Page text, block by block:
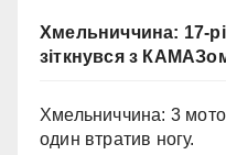
Хмельниччина: 17-
зіткнувся з
Хмельниччина: 3
один втратив ногу.